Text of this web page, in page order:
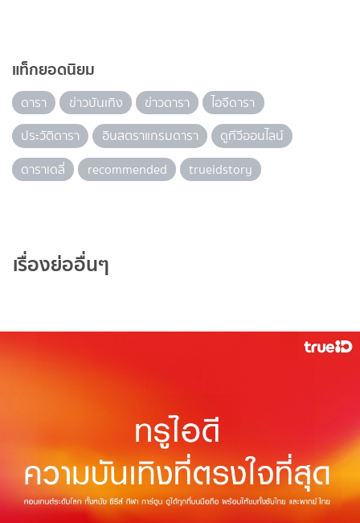
แท็กยอดนิยม
ดารา ข่าวบันเทิง ข่าวดารา
ไอจีดารา
ประวัติดารา
อินสตราแกรมดารา
ดูทีวีออนไลน์
ดาราเดลี่
recommended trueidstory
เรื่องย่ออื่นๆ